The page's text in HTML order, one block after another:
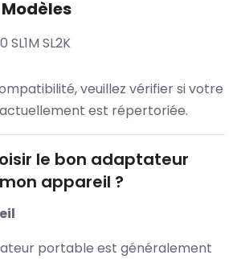
SL2K
veuillez vérifier si votre
est répertoriée.
le bon adaptateur
appareil ?
portable est généralement